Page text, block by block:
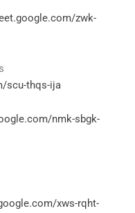
zwk-
scu-thqs-ija
nmk-sbgk-
xws-rqht-